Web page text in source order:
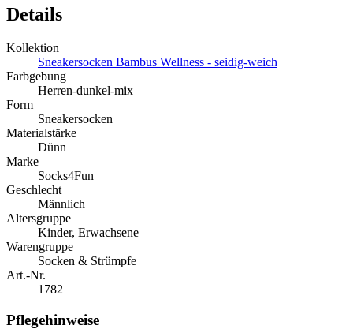
Details
Kollektion
Sneakersocken Bambus Wellness - seidig-weich
Farbgebung
Herren-dunkel-mix
Form
Sneakersocken
Materialstärke
Dünn
Marke
Socks4Fun
Geschlecht
Männlich
Altersgruppe
Kinder, Erwachsene
Warengruppe
Socken & Strümpfe
Art.-Nr.
1782
Pflegehinweise